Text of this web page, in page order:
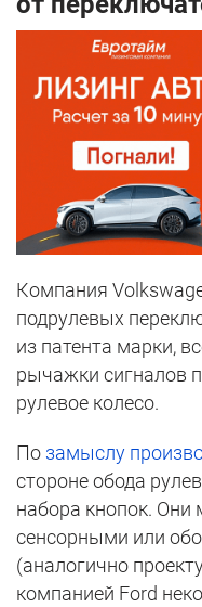
Компания
подрулевых
из патента марки,
рычажки сигналов
рулевое колесо.
По замыслу
стороне обода
набора кнопок. Они
сенсорными или
(аналогично
компанией Ford